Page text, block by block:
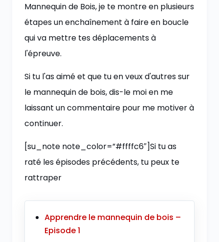
Mannequin de Bois, je te montre en plusieurs
étapes un enchaînement à faire en boucle
qui va mettre tes déplacements à
l'épreuve.
Si tu l'as aimé et que tu en veux d'autres sur
le mannequin de bois, dis-le moi en me
laissant un commentaire pour me motiver à
continuer.
[su_note note_color=”#ffffc6″]Si tu as
raté les épisodes précédents, tu peux te
rattraper
Apprendre le mannequin de bois –
Episode 1